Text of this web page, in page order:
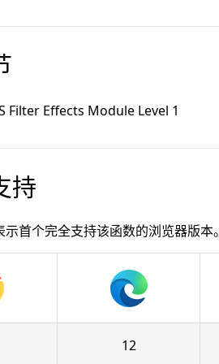
Filter Effects Module Level 1
持
首个完全支持该函数的浏览器版本。
12